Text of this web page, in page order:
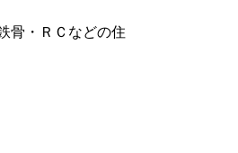
骨・ＲＣなどの住